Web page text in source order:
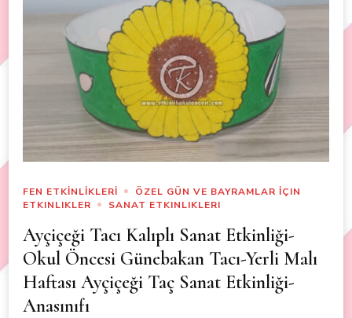
FEN ETKİNLİKLERİ
ÖZEL GÜN VE BAYRAMLAR İÇIN
ETKINLIKLER
SANAT ETKINLIKLERI
Ayçiçeği Tacı Kalıplı Sanat Etkinliği-
Okul Öncesi Günebakan Tacı-Yerli Malı
Haftası Ayçiçeği Taç Sanat Etkinliği-
Anasınıfı